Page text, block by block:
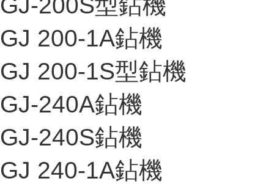
GJ 200-1A鉆機
GJ 200-1S型鉆機
GJ-240A鉆機
GJ-240S鉆機
GJ 240-1A鉆機